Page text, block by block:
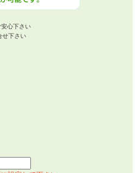
心下さい
せ下さい